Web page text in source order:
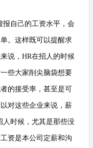
报自己的工资水平，会
。这样既可以提醒求
说，HR在招人的时候
些大家削尖脑袋想要
的接受率，甚至是可
对这些企业来说，薪
人时候，尤其是那些没
资是本公司定薪和沟